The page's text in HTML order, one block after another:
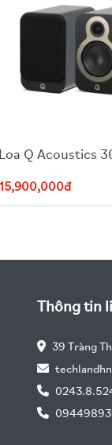
Loa Q Acoustics
Thông tin
39 Tràng